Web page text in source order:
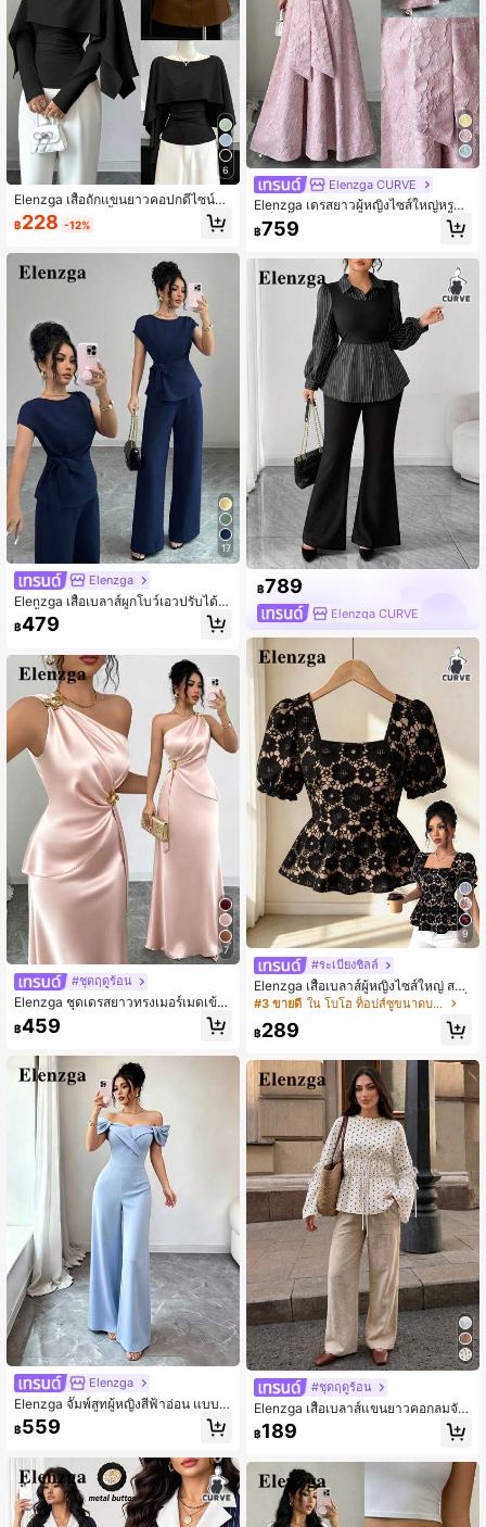
6
Elenzga เสื้อถักแขนยาวคอปกดีไซน์ให
ม่สำหรับผู้หญิง, เสื้อยืดเข้ารูปเอวคอดเพ
รียวบางสำหรับทุกวัน
฿228 -12%
17
Elenzga
Elenzga เสื้อเบลาส์ผูกโบว์เอวปรับได้จี
บสีน้ำเงินลำลองสำหรับผู้หญิง + กางเกง
ขายาวทรงหลวมเอวสูงดีไซน์กระเป๋าสำ
฿479
7
#ชุดฤดูร้อน
Elenzga ชุดเดรสยาวทรงเมอร์เมดเข้ารู
ปเน้นเอวสำหรับผู้หญิง ฤดูใบไม้ผลิ/ฤดูร้
อน แฟชั่นใหม่หรูหรา ผ้าซาติน ไหล่ไม่
฿459
Elenzga
Elenzga จั๊มพ์สูทผู้หญิงสีฟ้าอ่อน แบบเก
าะอกเปิดไหล่ ดีไซน์ไม่สมมาตร จับจีบ เ
อวเข้ารูป ขาตรง ขากว้าง สไตล์หรูหรา
เซ็กซี่ สำหรับฤดูใบไม้ผลิ/ฤดูร้อน
฿559
Elenzga CURVE
Elenzga เดรสยาวผู้หญิงไซส์ใหญ่หรูหร
าเซ็กซี่เปิดหลัง, ผ้าทอสีชมพู, คอเหลี่ยม,
เอวเข้ารูป, ผูกโบว์ด้านหลัง, ทรงเอ, เดร
฿759
฿789
Elenzga CURVE
9
#ระเบียงชิลล์
Elenzga เสื้อเบลาส์ผู้หญิงไซส์ใหญ่ สไต
ล์หรูหราลำลอง อเนกประสงค์ สำหรับเที่
ยวพักผ่อนและออกงาน แขนพอง คอสี่เห
ลี่ยม เข้ารูปเอว คอลเลกชันใหม่ฤดูใบไม้
#3 ขายดี ใน โบโฮ ท็อปส์ซูขนาดบวก
฿289
#ชุดฤดูร้อน
Elenzga เสื้อเบลาส์แขนยาวคอกลมจับ
ย่นสำหรับผู้หญิง
฿189